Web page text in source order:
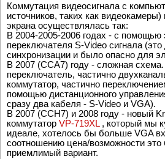
Коммутация видеосигнала с
источников, таких как
экрана осуществлялась так:
В 2004-2005-2006 годах - с помощью
переключателя S-Video сигнала
синхронизации и было опасно для
В 2007 (CCA7) году - сложная
переключатель, частично
коммутатор, частично
помощью дистанционного
сразу два кабеля - S-Video и VGA).
В 2007 (CCH7) и 2008 году - новый
коммутатор VP-719XL, который мы
идеале, хотелось бы больше VGA
соотношению цена/возможности
приемлимый вариант.